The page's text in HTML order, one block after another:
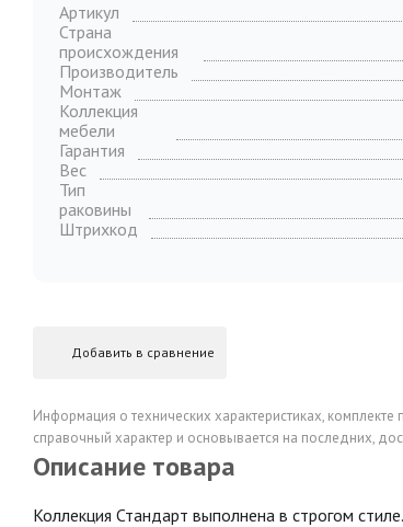
Артикул
Страна
происхождения
Производитель
Монтаж
Коллекция
мебели
Гарантия
Вес
Тип
раковины
Штрихкод
Добавить в сравнение
Информация о технических характеристиках,
справочный характер и основывается на последних,
Описание товара
Коллекция Стандарт выполнена в строгом